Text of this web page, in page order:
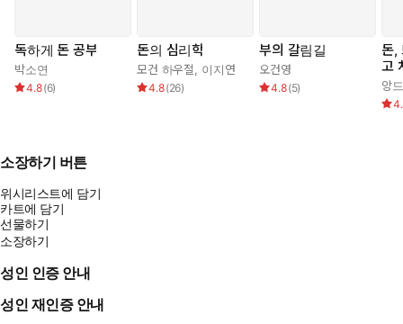
독하게 돈 공부
박소연
4.8(6)
돈의 심리학
모건 하우절, 이지연
4.8(26)
부의 갈림길
오건영
4.8(5)
돈,
고
앙
소장하기 버튼
위시리스트에 담기
카트에 담기
선물하기
소장하기
성인 인증 안내
성인 재인증 안내